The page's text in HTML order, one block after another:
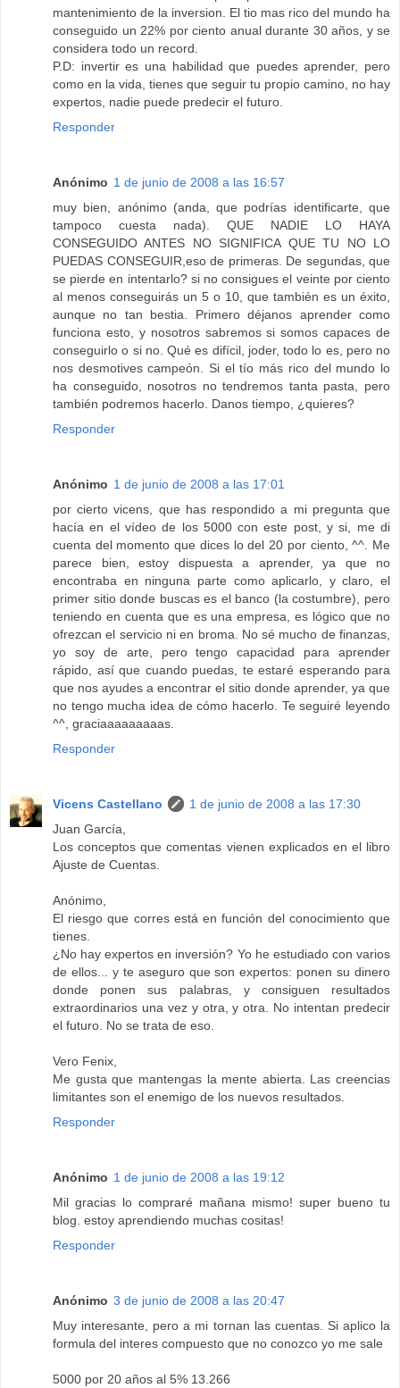
mantenimiento de la inversion. El tio mas rico del mundo ha
conseguido un 22% por ciento anual durante 30 años, y se
considera todo un record.
P.D: invertir es una habilidad que puedes aprender, pero
como en la vida, tienes que seguir tu propio camino, no hay
expertos, nadie puede predecir el futuro.
Responder
Anónimo 1 de junio de 2008 a las 16:57
muy bien, anónimo (anda, que podrías identificarte, que
tampoco cuesta nada). QUE NADIE LO HAYA
CONSEGUIDO ANTES NO SIGNIFICA QUE TU NO LO
PUEDAS CONSEGUIR,eso de primeras. De segundas, que
se pierde en intentarlo? si no consigues el veinte por ciento
al menos conseguirás un 5 o 10, que también es un éxito,
aunque no tan bestia. Primero déjanos aprender como
funciona esto, y nosotros sabremos si somos capaces de
conseguirlo o si no. Qué es difícil, joder, todo lo es, pero no
nos desmotives campeón. Si el tío más rico del mundo lo
ha conseguido, nosotros no tendremos tanta pasta, pero
también podremos hacerlo. Danos tiempo, ¿quieres?
Responder
Anónimo 1 de junio de 2008 a las 17:01
por cierto vicens, que has respondido a mi pregunta que
hacía en el vídeo de los 5000 con este post, y si, me di
cuenta del momento que dices lo del 20 por ciento, ^^. Me
parece bien, estoy dispuesta a aprender, ya que no
encontraba en ninguna parte como aplicarlo, y claro, el
primer sitio donde buscas es el banco (la costumbre), pero
teniendo en cuenta que es una empresa, es lógico que no
ofrezcan el servicio ni en broma. No sé mucho de finanzas,
yo soy de arte, pero tengo capacidad para aprender
rápido, así que cuando puedas, te estaré esperando para
que nos ayudes a encontrar el sitio donde aprender, ya que
no tengo mucha idea de cómo hacerlo. Te seguiré leyendo
^^, graciaaaaaaaaas.
Responder
Vicens Castellano
1 de junio de 2008 a las 17:30
Juan García,
Los conceptos que comentas vienen explicados en el libro
Ajuste de Cuentas.
Anónimo,
El riesgo que corres está en función del conocimiento que
tienes.
¿No hay expertos en inversión? Yo he estudiado con varios
de ellos... y te aseguro que son expertos: ponen su dinero
donde ponen sus palabras, y consiguen resultados
extraordinarios una vez y otra, y otra. No intentan predecir
el futuro. No se trata de eso.
Vero Fenix,
Me gusta que mantengas la mente abierta. Las creencias
limitantes son el enemigo de los nuevos resultados.
Responder
Anónimo 1 de junio de 2008 a las 19:12
Mil gracias lo compraré mañana mismo! super bueno tu
blog. estoy aprendiendo muchas cositas!
Responder
Anónimo 3 de junio de 2008 a las 20:47
Muy interesante, pero a mi tornan las cuentas. Si aplico la
formula del interes compuesto que no conozco yo me sale
5000 por 20 años al 5% 13.266